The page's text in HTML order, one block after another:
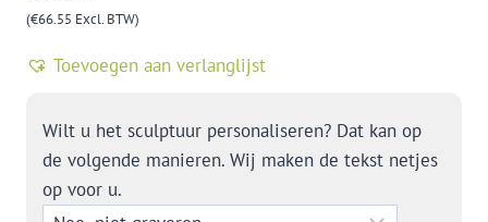
(€66.55 Excl. BTW)
Toevoegen aan verlanglijst
Wilt u het sculptuur personaliseren? Dat kan op
de volgende manieren. Wij maken de tekst netjes
op voor u.